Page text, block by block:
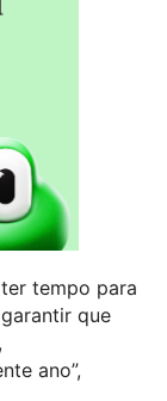
tempo para
que
ano”,